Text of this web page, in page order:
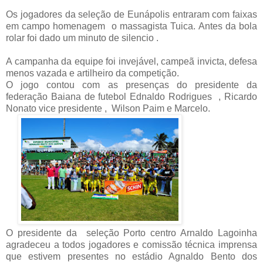
Os jogadores da seleção de Eunápolis entraram com faixas
em campo homenagem
o massagista Tuica. Antes da bola
rolar foi dado um minuto de silencio .
A campanha da equipe foi invejável, campeã invicta, defesa
menos vazada e artilheiro da competição.
O jogo contou com as presenças do presidente da
federação Baiana de futebol Ednaldo Rodrigues
, Ricardo
Nonato vice presidente , Wilson Paim e Marcelo.
O presidente da
seleção Porto centro Arnaldo Lagoinha
agradeceu a todos jogadores e comissão técnica imprensa
que estivem presentes no estádio Agnaldo Bento dos